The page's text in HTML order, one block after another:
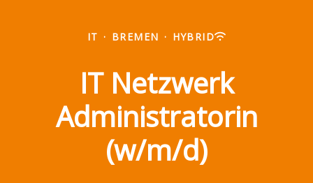
IT · BREMEN · HYBRID
IT Netzwerk
Administratorin
(w/m/d)